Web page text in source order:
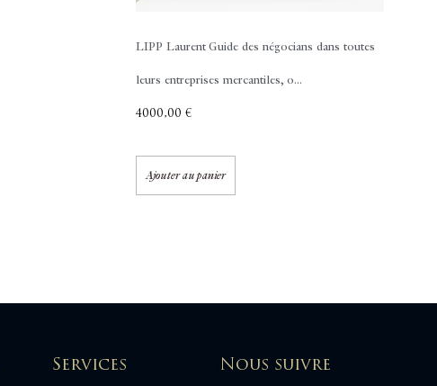
LIPP LaurentGuide des négocians dans toutes
leurs entreprises mercantiles, o...
4000,00 €
Ajouter au panier
Services Nous suivre